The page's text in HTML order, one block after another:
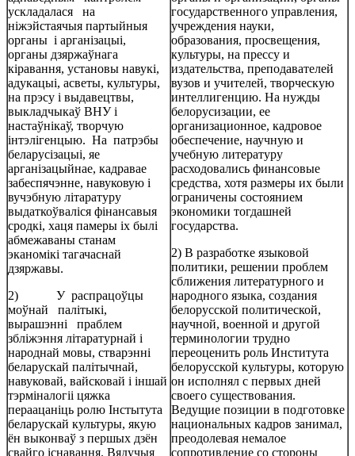
ускладалася на
ніжэйстаячыя партыйныя
органы і арганізацыі,
органы дзяржаўнага
кіравання, установы навукі,
адукацыі, асветы, культуры,
на прэсу і выдавецтвы,
выкладчыкаў ВНУ і
настаўнікаў, творчую
інтэлігенцыю. На патрэбы
беларусізацыі, яе
арганізацыйнае, кадравае
забеспячэнне, навуковую і
вучэбную літаратуру
выдаткоўваліся фінансавыя
сродкі, хаця памеры іх былі
абмежаваны станам
эканомікі тагачаснай
дзяржавы.
2) У распрацоўцы
моўнай палітыкі,
вырашэнні праблем
збліжэння літаратурнай і
народнай мовы, стварэнні
беларускай палітычнай,
навуковай, вайсковай і іншай
тэрміналогіі цяжка
пераацаніць ролю Інстытута
беларускай культуры, якую
ён выконваў з першых дзён
свайго існавання. Вядучыя
государственного управления,
учреждения науки,
образования, просвещения,
культуры, на прессу и
издательства, преподавателей
вузов и учителей, творческую
интеллигенцию. На нужды
белорусизации, ее
организационное, кадровое
обеспечение, научную и
учебную литературу
расходовались финансовые
средства, хотя размеры их были
ограничены состоянием
экономики тогдашней
государства.
2) В разработке языковой
политики, решении проблем
сближения литературного и
народного языка, создания
белорусской политической,
научной, военной и другой
терминологии трудно
переоценить роль Института
белорусской культуры, которую
он исполнял с первых дней
своего существования.
Ведущие позиции в подготовке
национальных кадров занимал,
преодолевая немалое
сопротивление со стороны